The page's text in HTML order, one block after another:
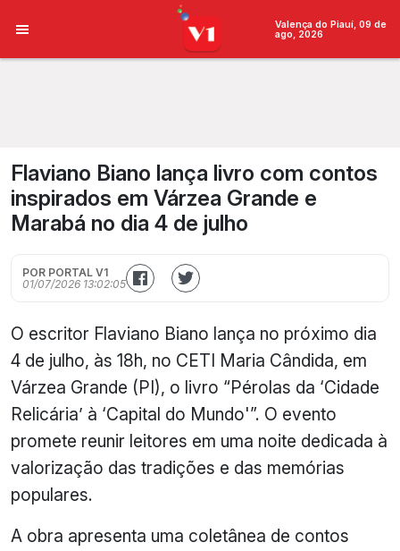
Valença do Piauí, 09 de
ago, 2026
Flaviano Biano lança livro com contos
inspirados em Várzea Grande e
Marabá no dia 4 de julho
POR PORTAL V1
01/07/2026 13:02:05
O escritor Flaviano Biano lança no próximo dia
4 de julho, às 18h, no CETI Maria Cândida, em
Várzea Grande (PI), o livro “Pérolas da ‘Cidade
Relicária’ à ‘Capital do Mundo'”. O evento
promete reunir leitores em uma noite dedicada à
valorização das tradições e das memórias
populares.
A obra apresenta uma coletânea de contos